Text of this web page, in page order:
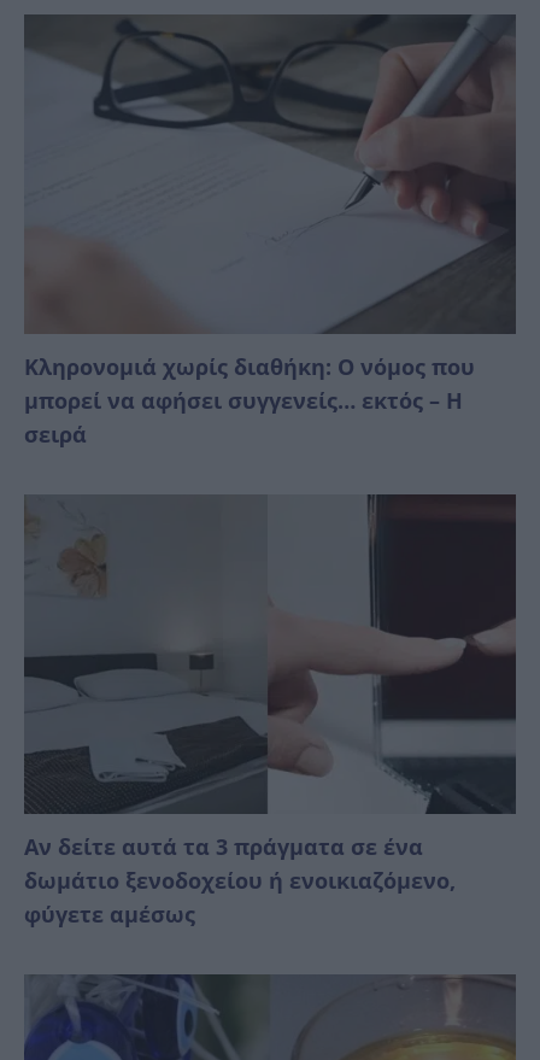
Κληρονομιά χωρίς διαθήκη: Ο νόμος που
μπορεί να αφήσει συγγενείς… εκτός – Η
σειρά
Αν δείτε αυτά τα 3 πράγματα σε ένα
δωμάτιο ξενοδοχείου ή ενοικιαζόμενο,
φύγετε αμέσως